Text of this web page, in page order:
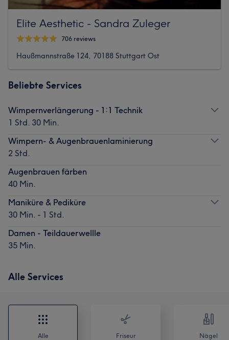
Elite Aesthetic - Sandra Zuleger
706 reviews
Haußmannstraße 124, 70188 Stuttgart Ost
Beliebte Services
Wimpernverlängerung - 1:1 Technik
1 Std. 30 Min.
Wimpern- & Augenbrauenlaminierung
2 Std.
Augenbrauen färben
40 Min.
Maniküre & Pediküre
30 Min. - 1 Std.
Damen - Teildauerwellle
35 Min.
Alle Services
Alle Friseur Nägel